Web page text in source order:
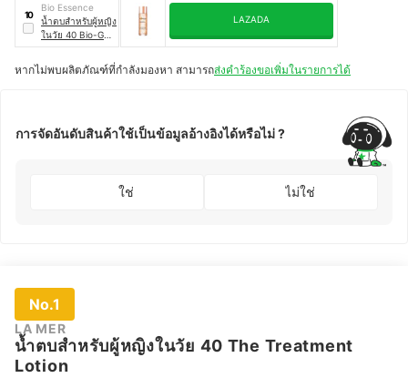
10
Bio Essence
น้ำตบสำหรับผู้หญิง
ในวัย 40 Bio-Gold
Rose Gold Water
LAZADA
หากไม่พบผลิตภัณฑ์ที่กำลังมองหา สามารถส่งคำร้องขอเพิ่มในรายการได้
การจัดอันดับสินค้าใช้เป็นข้อมูลอ้างอิงได้หรือไม่ ?
ใช่ ไม่ใช่
No.1
LA MER
น้ำตบสำหรับผู้หญิงในวัย 40 The Treatment
Lotion